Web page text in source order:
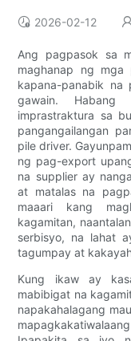
2026-02-12
Ang pagpasok sa
maghanap ng mga
kapana-panabik na
gawain.
imprastraktura sa
pangangailangan
pile driver.
ng pag-export
na supplier ay
at matalas na
maaari kang
kagamitan,
serbisyo, na lahat
tagumpay at
Kung ikaw ay
mabibigat na
napakahalagang